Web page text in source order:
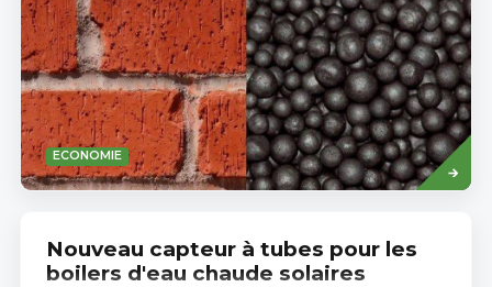
ECONOMIE
Read
more
Nouveau capteur à tubes pour les
boilers d'eau chaude solaires